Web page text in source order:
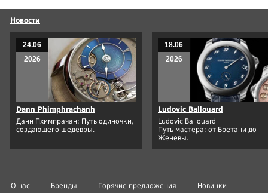
Новости
24.06
2026
Dann Phimphrachanh
Данн Пхимпрачан: Путь одиночки,
создающего шедевры.
18.06
2026
Ludovic Ballouard
Ludovic Ballouard
Путь мастера: от Бретани до
Женевы.
О нас Бренды Горячие предложения Новинки